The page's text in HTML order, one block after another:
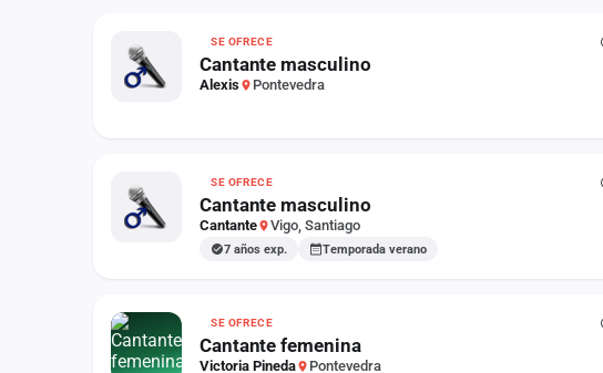
SE OFRECE
Cantante masculino
Alexis Pontevedra
SE OFRECE
Cantante masculino
Cantante Vigo, Santiago
7 años exp. Temporada verano
SE OFRECE
Cantante femenina
Victoria Pineda Pontevedra
Administración